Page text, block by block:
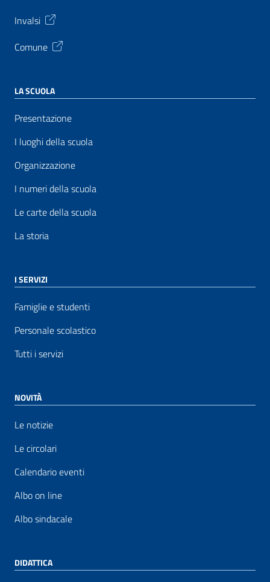
Invalsi
Comune
LA SCUOLA
Presentazione
I luoghi della scuola
Organizzazione
I numeri della scuola
Le carte della scuola
La storia
I SERVIZI
Famiglie e studenti
Personale scolastico
Tutti i servizi
NOVITÀ
Le notizie
Le circolari
Calendario eventi
Albo on line
Albo sindacale
DIDATTICA